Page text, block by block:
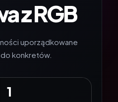
z RGB
uporządkowane
konkretów.
1